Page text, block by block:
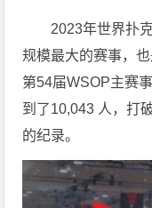
2023年世界扑
规模最大的赛事，
第54届WSOP主赛
到了10,043 人，打
的纪录。